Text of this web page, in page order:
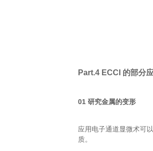
Part.4 ECCI 的部分
01 研究金属的变形
应用电子通道显微术可
质。